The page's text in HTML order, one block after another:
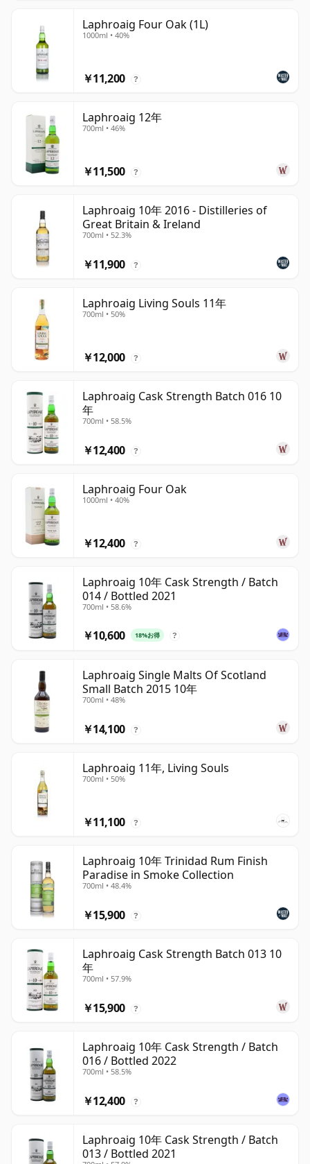
Laphroaig Four Oak (1L)
1000ml • 40%
￥11,200 ?
Laphroaig 12年
700ml • 46%
￥11,500 ?
Laphroaig 10年 2016 - Distilleries of
Great Britain & Ireland
700ml • 52.3%
￥11,900 ?
Laphroaig Living Souls 11年
700ml • 50%
￥12,000 ?
Laphroaig Cask Strength Batch 016 10
年
700ml • 58.5%
￥12,400 ?
Laphroaig Four Oak
1000ml • 40%
￥12,400 ?
Laphroaig 10年 Cask Strength / Batch
014 / Bottled 2021
700ml • 58.6%
￥10,600 18%お得 ?
Laphroaig Single Malts Of Scotland
Small Batch 2015 10年
700ml • 48%
￥14,100 ?
Laphroaig 11年, Living Souls
700ml • 50%
￥11,100 ?
Laphroaig 10年 Trinidad Rum Finish
Paradise in Smoke Collection
700ml • 48.4%
￥15,900 ?
Laphroaig Cask Strength Batch 013 10
年
700ml • 57.9%
￥15,900 ?
Laphroaig 10年 Cask Strength / Batch
016 / Bottled 2022
700ml • 58.5%
￥12,400 ?
Laphroaig 10年 Cask Strength / Batch
013 / Bottled 2021